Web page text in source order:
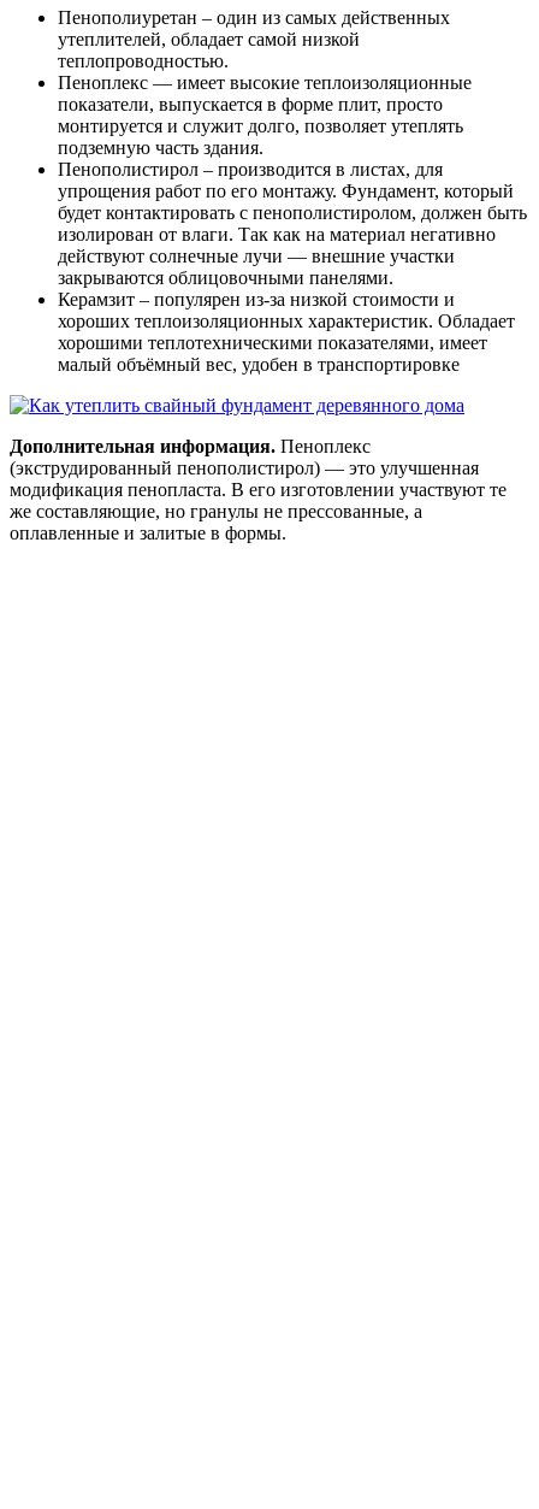
Пенополиуретан – один из самых действенных
утеплителей, обладает самой низкой
теплопроводностью.
Пеноплекс — имеет высокие теплоизоляционные
показатели, выпускается в форме плит, просто
монтируется и служит долго, позволяет утеплять
подземную часть здания.
Пенополистирол – производится в листах, для
упрощения работ по его монтажу. Фундамент, который
будет контактировать с пенополистиролом, должен быть
изолирован от влаги. Так как на материал негативно
действуют солнечные лучи — внешние участки
закрываются облицовочными панелями.
Керамзит – популярен из-за низкой стоимости и
хороших теплоизоляционных характеристик. Обладает
хорошими теплотехническими показателями, имеет
малый объёмный вес, удобен в транспортировке
Дополнительная информация. Пеноплекс
(экструдированный пенополистирол) — это улучшенная
модификация пенопласта. В его изготовлении участвуют те
же составляющие, но гранулы не прессованные, а
оплавленные и залитые в формы.